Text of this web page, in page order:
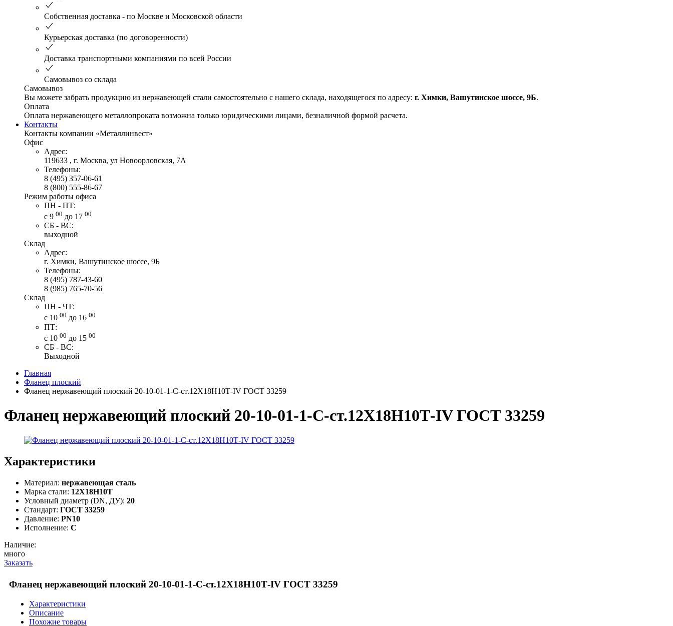
Собственная доставка - по Москве и Московской области
Курьерская доставка (по договоренности)
Доставка транспортными компаниями по всей России
Самовывоз со склада
Самовывоз
Вы можете забрать продукцию из нержавеющей стали самостоятельно с нашего склада, находящегося по адресу: г. Химки, Вашутинское шоссе, 9Б.
Оплата
Оплата нержавеющего металлопроката возможна только юридическими лицами, безналичной формой расчета.
Контакты
Контакты компании «Металлинвест»
Офис
Адрес:
119633 , г. Москва, ул Новоорловская, 7А
Телефоны:
8 (495) 357-06-61
8 (800) 555-86-67
Режим работы офиса
ПН - ПТ:
с 9 00 до 17 00
СБ - ВС:
выходной
Склад
Адрес:
г. Химки, Вашутинское шоссе, 9Б
Телефоны:
8 (495) 787-43-60
8 (985) 765-70-56
Склад
ПН - ЧТ:
с 10 00 до 16 00
ПТ:
с 10 00 до 15 00
СБ - ВС:
Выходной
Главная
Фланец плоский
Фланец нержавеющий плоский 20-10-01-1-С-ст.12Х18Н10Т-IV ГОСТ 33259
Фланец нержавеющий плоский 20-10-01-1-С-ст.12Х18Н10Т-IV ГОСТ 33259
Характеристики
Материал: нержавеющая сталь
Марка стали: 12Х18Н10Т
Условный диаметр (DN, ДУ): 20
Стандарт: ГОСТ 33259
Давление: PN10
Исполнение: C
Наличие:
много
Заказать
Фланец нержавеющий плоский 20-10-01-1-С-ст.12Х18Н10Т-IV ГОСТ 33259
Характеристики
Описание
Похожие товары